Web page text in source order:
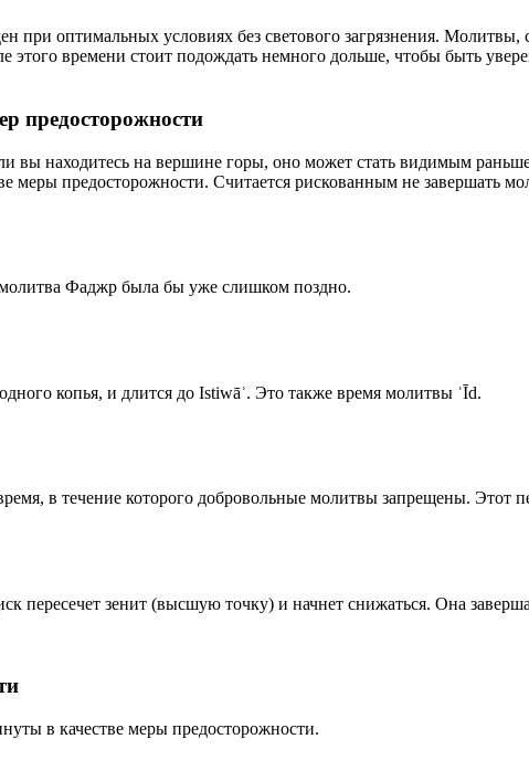
при оптимальных условиях без светового загрязнения.
этого времени стоит подождать немного дольше, чтобы быть
предосторожности
вы находитесь на вершине горы, оно может стать видимым
меры предосторожности. Считается рискованным не завершать
Фаджр была бы уже слишком поздно.
копья, и длится до Istiwāʾ. Это также время молитвы ʿĪd.
в течение которого добровольные молитвы запрещены. Этот
пересечет зенит (высшую точку) и начнет снижаться. Она
в качестве меры предосторожности.